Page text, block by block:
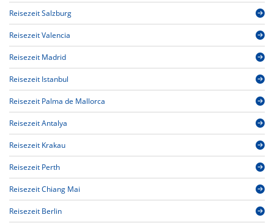
Reisezeit Salzburg
Reisezeit Valencia
Reisezeit Madrid
Reisezeit Istanbul
Reisezeit Palma de Mallorca
Reisezeit Antalya
Reisezeit Krakau
Reisezeit Perth
Reisezeit Chiang Mai
Reisezeit Berlin